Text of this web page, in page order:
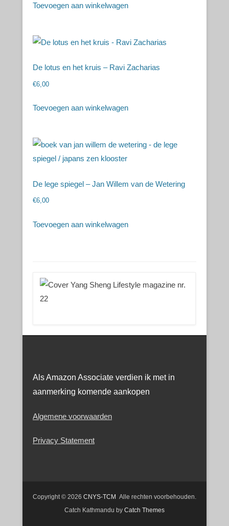
Toevoegen aan winkelwagen
De lotus en het kruis – Ravi Zacharias
€6,00
Toevoegen aan winkelwagen
De lege spiegel – Jan Willem van de Wetering
€6,00
Toevoegen aan winkelwagen
Als Amazon Associate verdien ik met in
aanmerking komende aankopen
Algemene voorwaarden
Privacy Statement
Copyright © 2026 CNYS-TCM Alle rechten voorbehouden.
Catch Kathmandu by Catch Themes